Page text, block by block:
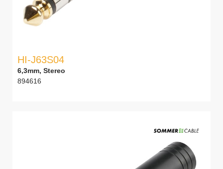
HI-J63S04
6,3mm, Stereo
894616